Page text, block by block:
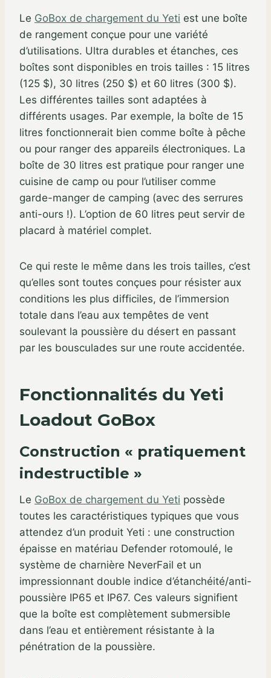
Le GoBox de chargement du Yeti est une boîte
de rangement conçue pour une variété
d’utilisations. Ultra durables et étanches, ces
boîtes sont disponibles en trois tailles : 15 litres
(125 $), 30 litres (250 $) et 60 litres (300 $).
Les différentes tailles sont adaptées à
différents usages. Par exemple, la boîte de 15
litres fonctionnerait bien comme boîte à pêche
ou pour ranger des appareils électroniques. La
boîte de 30 litres est pratique pour ranger une
cuisine de camp ou pour l’utiliser comme
garde-manger de camping (avec des serrures
anti-ours !). L’option de 60 litres peut servir de
placard à matériel complet.
Ce qui reste le même dans les trois tailles, c’est
qu’elles sont toutes conçues pour résister aux
conditions les plus difficiles, de l’immersion
totale dans l’eau aux tempêtes de vent
soulevant la poussière du désert en passant
par les bousculades sur une route accidentée.
Fonctionnalités du Yeti
Loadout GoBox
Construction « pratiquement
indestructible »
Le GoBox de chargement du Yeti possède
toutes les caractéristiques typiques que vous
attendez d’un produit Yeti : une construction
épaisse en matériau Defender rotomoulé, le
système de charnière NeverFail et un
impressionnant double indice d’étanchéité/anti-
poussière IP65 et IP67. Ces valeurs signifient
que la boîte est complètement submersible
dans l’eau et entièrement résistante à la
pénétration de la poussière.